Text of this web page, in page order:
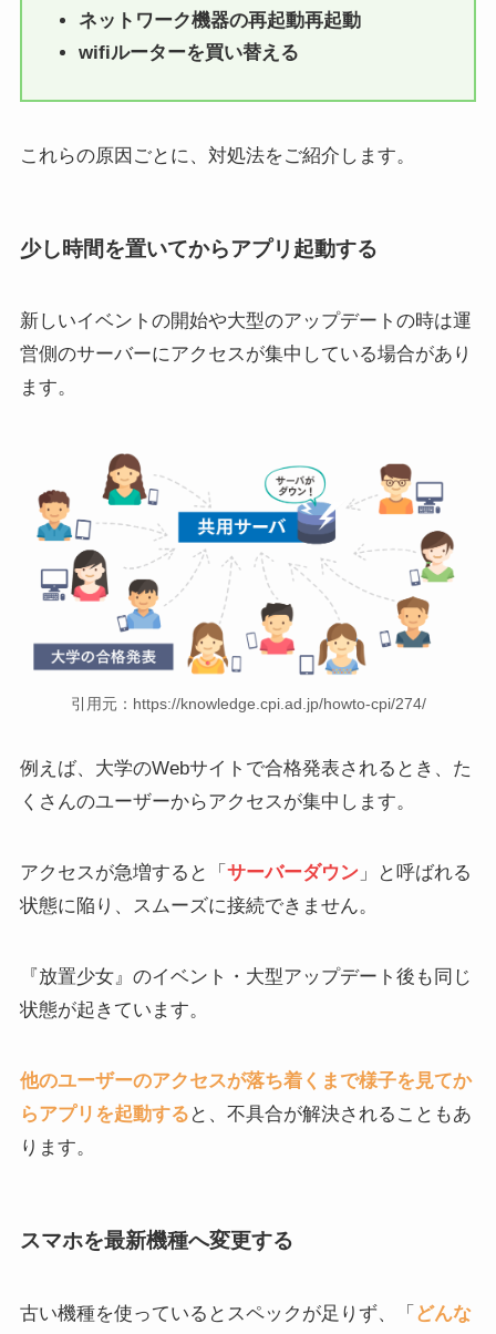
ネットワーク機器の再起動再起動
wifiルーターを買い替える
これらの原因ごとに、対処法をご紹介します。
少し時間を置いてからアプリ起動する
新しいイベントの開始や大型のアップデートの時は運
営側のサーバーにアクセスが集中している場合があり
ます。
引用元：https://knowledge.cpi.ad.jp/howto-cpi/274/
例えば、大学のWebサイトで合格発表されるとき、た
くさんのユーザーからアクセスが集中します。
アクセスが急増すると「 サーバーダウン」と呼ばれる
状態に陥り、スムーズに接続できません。
『放置少女』のイベント・大型アップデート後も同じ
状態が起きています。
他のユーザーのアクセスが落ち着くまで様子を見てか
らアプリを起動する と、不具合が解決されることもあ
ります。
スマホを最新機種へ変更する
古い機種を使っているとスペックが足りず、「 どんな